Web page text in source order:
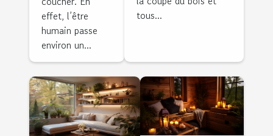
effet, l’être
humain passe
environ un...
tous...